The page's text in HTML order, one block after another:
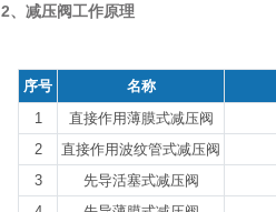
2、减压阀工作原理
序号
名称
1
直接作用薄膜式减压阀
2
直接作用波纹管式减压阀
3
先导活塞式减压阀